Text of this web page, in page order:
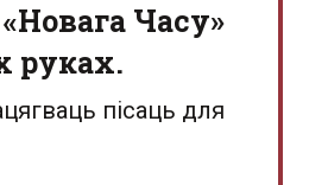
Часу»
руках.
пісаць для